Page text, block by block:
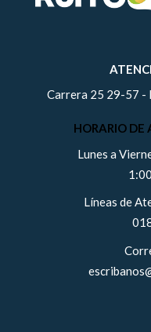
Carrera 25 29-57 -
HORARIO DE
Lunes a
Líneas de